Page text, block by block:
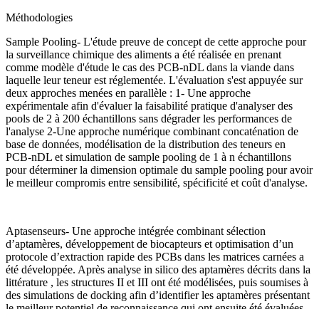
Méthodologies
Sample Pooling- L'étude preuve de concept de cette approche pour
la surveillance chimique des aliments a été réalisée en prenant
comme modèle d'étude le cas des PCB-nDL dans la viande dans
laquelle leur teneur est réglementée. L'évaluation s'est appuyée sur
deux approches menées en parallèle : 1- Une approche
expérimentale afin d'évaluer la faisabilité pratique d'analyser des
pools de 2 à 200 échantillons sans dégrader les performances de
l'analyse 2-Une approche numérique combinant concaténation de
base de données, modélisation de la distribution des teneurs en
PCB-nDL et simulation de sample pooling de 1 à n échantillons
pour déterminer la dimension optimale du sample pooling pour avoir
le meilleur compromis entre sensibilité, spécificité et coût d'analyse.
Aptasenseurs- Une approche intégrée combinant sélection
d’aptamères, développement de biocapteurs et optimisation d’un
protocole d’extraction rapide des PCBs dans les matrices carnées a
été développée. Après analyse in silico des aptamères décrits dans la
littérature , les structures II et III ont été modélisées, puis soumises à
des simulations de docking afin d’identifier les aptamères présentant